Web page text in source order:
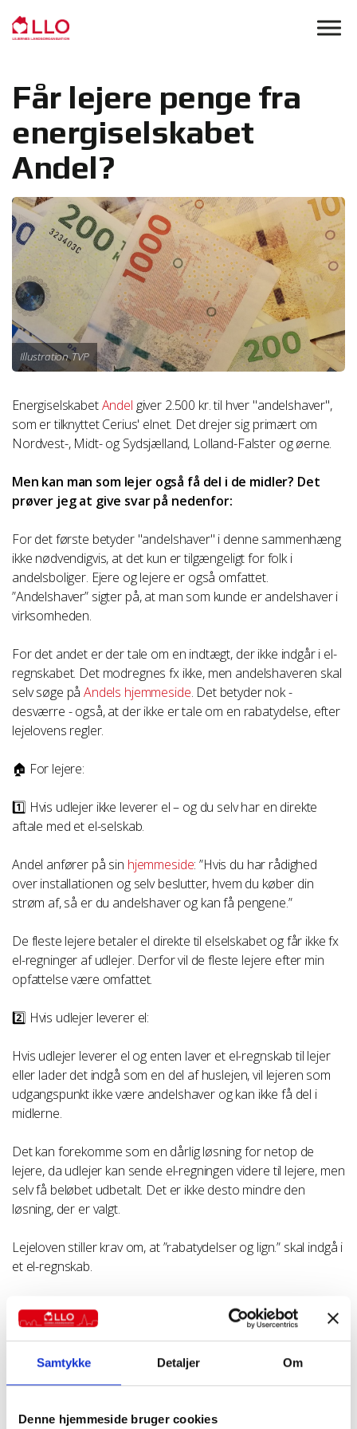
Samtykke Detaljer Om
Denne hjemmeside bruger cookies
Får lejere penge fra
energiselskabet
Andel?
Illustration TVP
EnergiselskabetAndel giver 2.500 kr. til hver "andelshaver",
som er tilknyttet Cerius' elnet. Det drejer sig primært om
Nordvest-, Midt- og Sydsjælland, Lolland-Falster og øerne.
Men kan man som lejer også få del i de midler? Det
prøver jeg at give svar på nedenfor:
For det første betyder "andelshaver" i denne sammenhæng
ikke nødvendigvis, at det kun er tilgængeligt for folk i
andelsboliger. Ejere og lejere er også omfattet.
”Andelshaver” sigter på, at man som kunde er andelshaver i
virksomheden.
For det andet er der tale om en indtægt, der ikke indgår i el-
regnskabet. Det modregnes fx ikke, men andelshaveren skal
selv søge påAndels hjemmeside. Det betyder nok -
desværre - også, at der ikke er tale om en rabatydelse, efter
lejelovens regler.
🏠 For lejere:
1️⃣ Hvis udlejer ikke leverer el – og du selv har en direkte
aftale med et el-selskab.
Andel anfører på sin hjemmeside: ”Hvis du har rådighed
over installationen og selv beslutter, hvem du køber din
strøm af, så er du andelshaver og kan få pengene.”
De fleste lejere betaler el direkte til elselskabet og får ikke fx
el-regninger af udlejer. Derfor vil de fleste lejere efter min
opfattelse være omfattet.
2️⃣ Hvis udlejer leverer el:
Hvis udlejer leverer el og enten laver et el-regnskab til lejer
eller lader det indgå som en del af huslejen, vil lejeren som
udgangspunkt ikke være andelshaver og kan ikke få del i
midlerne.
Det kan forekomme som en dårlig løsning for netop de
lejere, da udlejer kan sende el-regningen videre til lejere, men
selv få beløbet udbetalt. Det er ikke desto mindre den
løsning, der er valgt.
Lejeloven stiller krav om, at ”rabatydelser og lign.” skal indgå i
et el-regnskab.
Men som nævnt ovenfor er det tvivlsomt, om der er tale om
en rabatydelse i lejelovens forstand, da udbetalingen ikke er
forbrugsafhængig og ikke modregnes i regningen. Desuden
er det ikke el-selskabet, der giver beløbet, men ”el-net
selskabet”.
🔚 Konklusion: